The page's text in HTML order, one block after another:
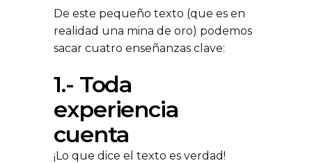
De este pequeño texto (que es en
realidad una mina de oro) podemos
sacar cuatro enseñanzas clave:
1.- Toda
experiencia
cuenta
¡Lo que dice el texto es verdad!